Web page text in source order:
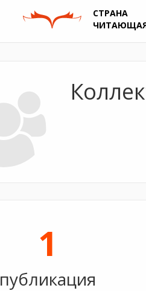
СТРАНА
1
публикация